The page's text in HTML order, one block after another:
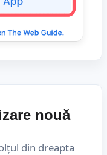
nouă
din dreapta